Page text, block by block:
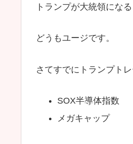
トランプが大統領にな
どうもユージです。
さてすでにトランプト
SOX半導体指数
メガキャップ